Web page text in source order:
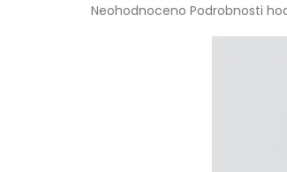
Průměrné
Neohodnoceno Podrobnosti